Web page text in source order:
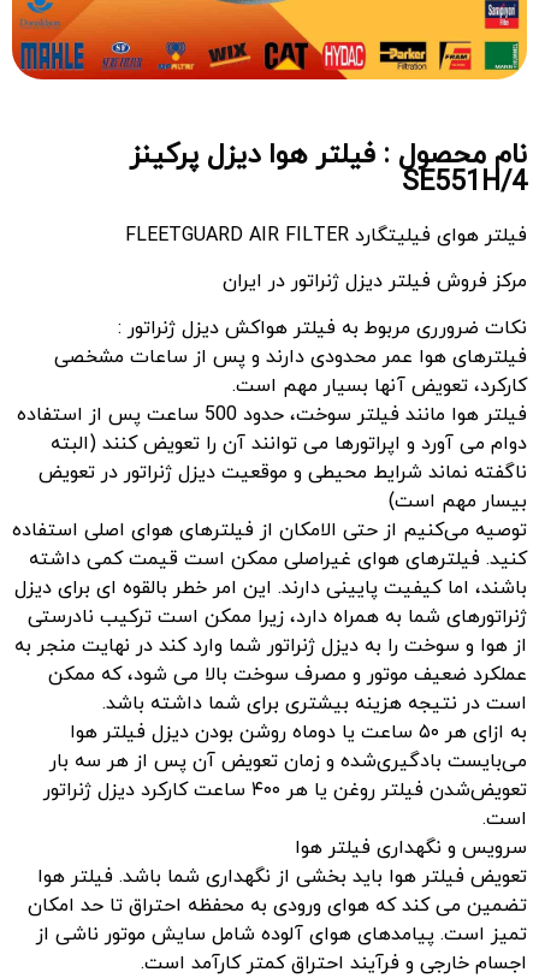
نام محصول : فیلتر هوا دیزل پرکینز
SE551H/4
فیلتر هوای فیلیتگارد FLEETGUARD AIR FILTER
مرکز فروش فیلتر دیزل ژنراتور در ایران
نکات ضرورری مربوط به فیلتر هواکش دیزل ژنراتور :
فیلترهای هوا عمر محدودی دارند و پس از ساعات مشخصی
کارکرد، تعویض آنها بسیار مهم است.
فیلتر هوا مانند فیلتر سوخت، حدود 500 ساعت پس از استفاده
دوام می آورد و اپراتورها می توانند آن را تعویض کنند (البته
ناگفته نماند شرایط محیطی و موقعیت دیزل ژنراتور در تعویض
بیسار مهم است)
توصیه می‌کنیم از حتی الامکان از فیلترهای هوای اصلی استفاده
کنید. فیلترهای هوای غیراصلی ممکن است قیمت کمی داشته
باشند، اما کیفیت پایینی دارند. این امر خطر بالقوه ای برای دیزل
ژنراتورهای شما به همراه دارد، زیرا ممکن است ترکیب نادرستی
از هوا و سوخت را به دیزل ژنراتور شما وارد کند در نهایت منجر به
عملکرد ضعیف موتور و مصرف سوخت بالا می شود، که ممکن
است در نتیجه هزینه بیشتری برای شما داشته باشد.
به ازای هر ۵۰ ساعت یا دوماه روشن بودن دیزل فیلتر هوا
می‌بایست بادگیری‌‌شده و زمان تعویض آن پس از هر سه بار
تعویض‌شدن فیلتر روغن یا هر ۴۰۰ ساعت کارکرد دیزل ژنراتور
است.
سرویس و نگهداری فیلتر هوا
تعویض فیلتر هوا باید بخشی از نگهداری شما باشد. فیلتر هوا
تضمین می کند که هوای ورودی به محفظه احتراق تا حد امکان
تمیز است. پیامدهای هوای آلوده شامل سایش موتور ناشی از
اجسام خارجی و فرآیند احتراق کمتر کارآمد است.